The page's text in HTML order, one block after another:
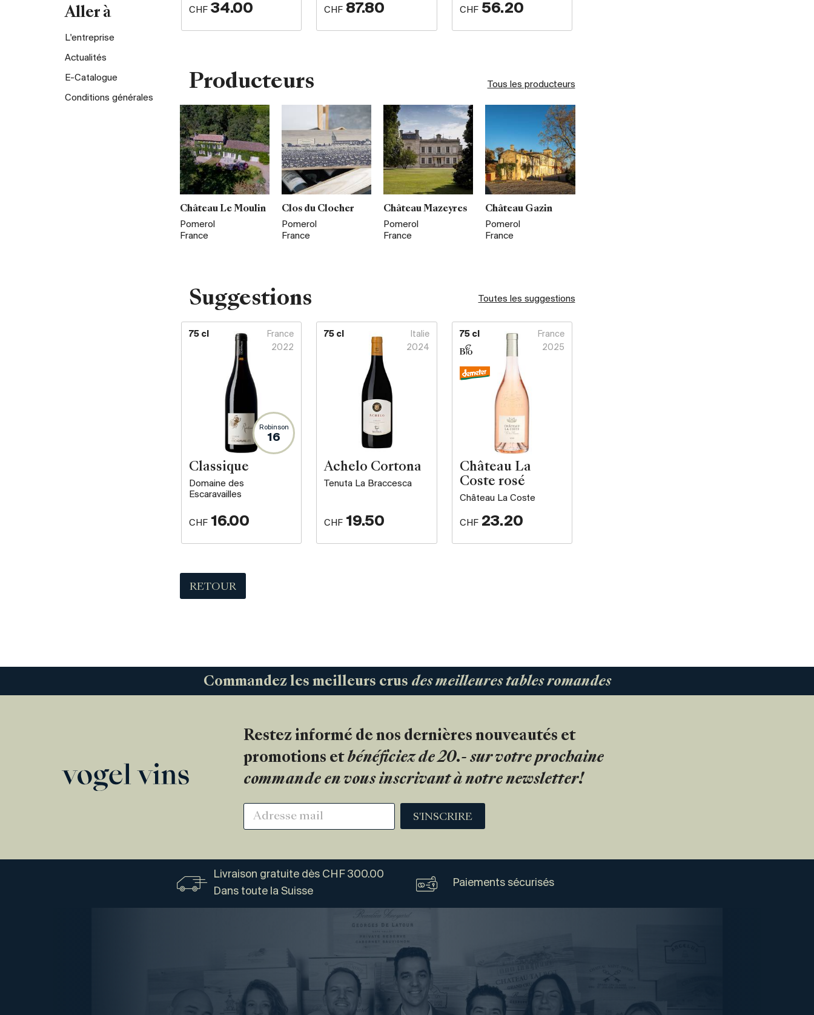
Aller à
L'entreprise
Actualités
E-Catalogue
Conditions générales
CHF 34.00 CHF 87.80 CHF 56.20
Producteurs Tous les producteurs
Château Le Moulin
Pomerol
France
Clos du Clocher
Pomerol
France
Château Mazeyres
Pomerol
France
Château Gazin
Pomerol
France
Suggestions Toutes les suggestions
75 cl
France
2022
Robinson
16
Classique
Domaine des
Escaravailles
CHF 16.00
75 cl
Italie
2024
Achelo Cortona
Tenuta La Braccesca
CHF 19.50
75 cl
France
2025
Château La
Coste rosé
Château La Coste
CHF 23.20
RETOUR
Commandez les meilleurs crus des meilleures tables romandes
Restez informé de nos dernières nouveautés et
promotions et bénéficiez de 20.- sur votre prochaine
commande en vous inscrivant à notre newsletter!
S'INSCRIRE
Livraison gratuite dès CHF 300.00
Dans toute la Suisse
Paiements sécurisés
Vogel
Vins